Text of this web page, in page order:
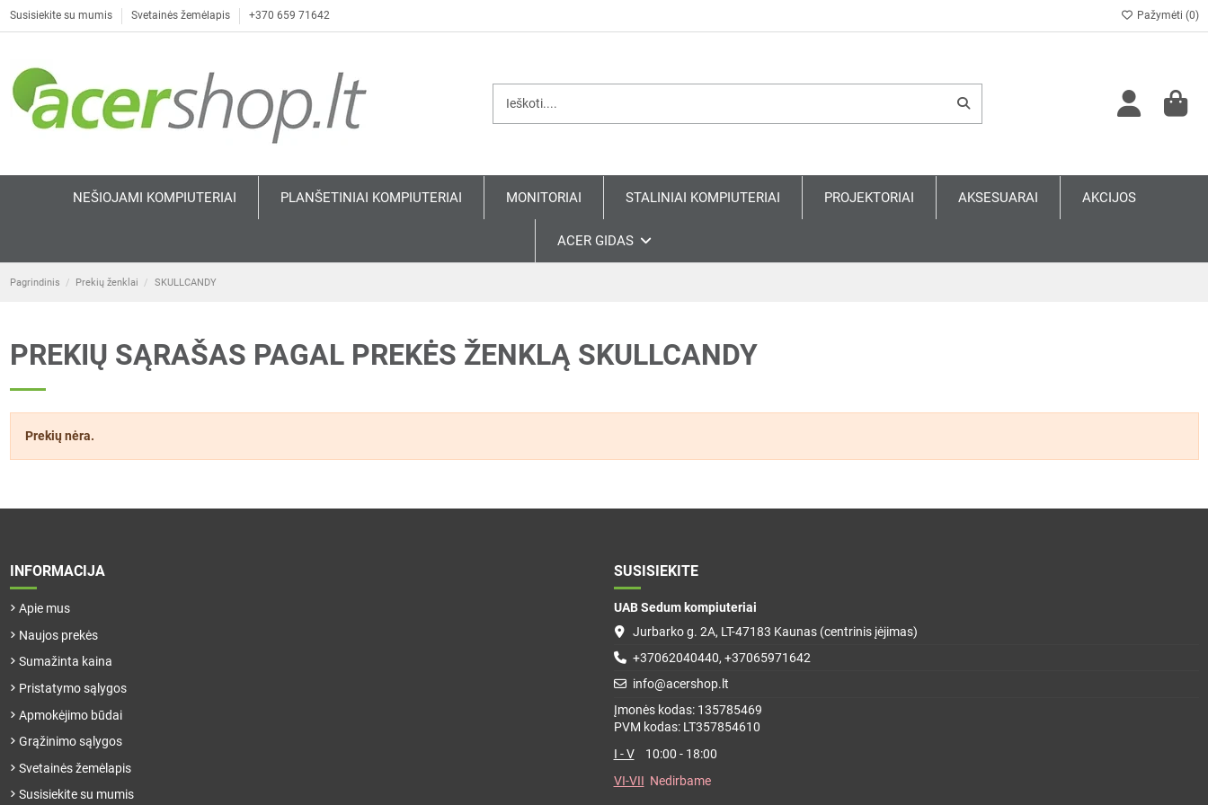
Susisiekite su mumis Svetainės žemėlapis +370 659 71642 Pažymėti (0)
NEŠIOJAMI KOMPIUTERIAI PLANŠETINIAI KOMPIUTERIAI MONITORIAI STALINIAI KOMPIUTERIAI PROJEKTORIAI AKSESUARAI AKCIJOS
ACER GIDAS
Pagrindinis Prekių ženklai SKULLCANDY
PREKIŲ SĄRAŠAS PAGAL PREKĖS ŽENKLĄ SKULLCANDY
Prekių nėra.
INFORMACIJA
Apie mus
Naujos prekės
Sumažinta kaina
Pristatymo sąlygos
Apmokėjimo būdai
Grąžinimo sąlygos
Svetainės žemėlapis
Susisiekite su mumis
SUSISIEKITE
UAB Sedum kompiuteriai
Jurbarko g. 2A, LT-47183 Kaunas (centrinis įėjimas)
+37062040440, +37065971642
info@acershop.lt
Įmonės kodas: 135785469
PVM kodas: LT357854610
I - V10:00 - 18:00
VI-VII Nedirbame